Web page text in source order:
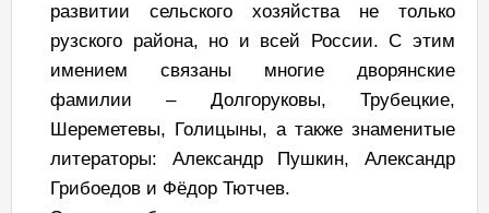
развитии сельского хозяйства не только
рузского района, но и всей России. С этим
имением связаны многие дворянские
фамилии – Долгоруковы, Трубецкие,
Шереметевы, Голицыны, а также знаменитые
литераторы: Александр Пушкин, Александр
Грибоедов и Фёдор Тютчев.